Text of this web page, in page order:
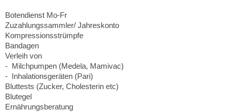
Botendienst Mo-Fr
Zuzahlungssammler/ Jahreskonto
Kompressionsstrümpfe
Bandagen
Verleih von
- Milchpumpen (Medela, Mamivac)
- Inhalationsgeräten (Pari)
Bluttests (Zucker, Cholesterin etc)
Blutegel
Ernährungsberatung